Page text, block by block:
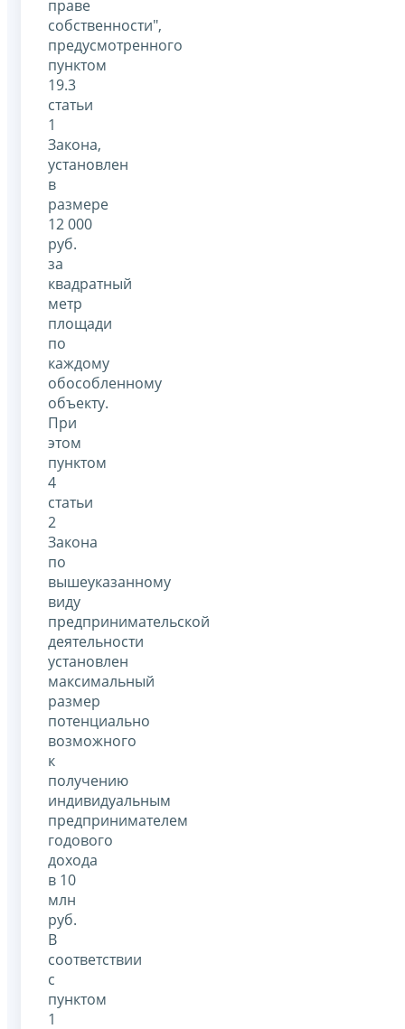
праве
собственности",
предусмотренного
пунктом
19.3
статьи
1
Закона,
установлен
в
размере
12 000
руб.
за
квадратный
метр
площади
по
каждому
обособленному
объекту.
При
этом
пунктом
4
статьи
2
Закона
по
вышеуказанному
виду
предпринимательской
деятельности
установлен
максимальный
размер
потенциально
возможного
к
получению
индивидуальным
предпринимателем
годового
дохода
в 10
млн
руб.
В
соответствии
с
пунктом
1